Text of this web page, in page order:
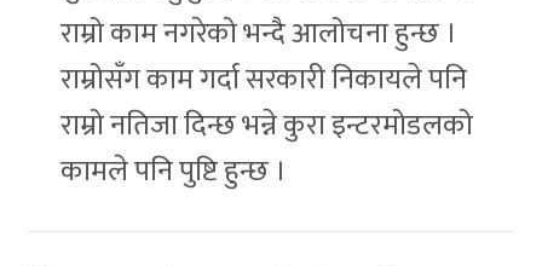
राम्रो काम नगरेको भन्दै आलोचना हुन्छ ।
राम्रोसँग काम गर्दा सरकारी निकायले पनि
राम्रो नतिजा दिन्छ भन्ने कुरा इन्टरमोडलको
कामले पनि पुष्टि हुन्छ ।